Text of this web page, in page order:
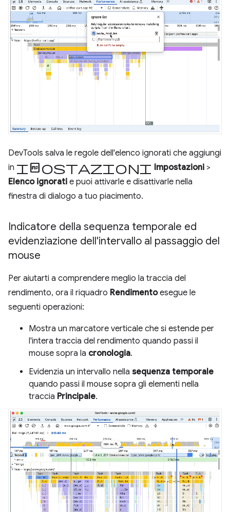
DevTools salva le regole dell'elenco ignorati che aggiungi
in Impostazioni Impostazioni >
Elenco ignorati e puoi attivarle e disattivarle nella
finestra di dialogo a tuo piacimento.
Indicatore della sequenza temporale ed
evidenziazione dell'intervallo al passaggio del
mouse
Per aiutarti a comprendere meglio la traccia del
rendimento, ora il riquadro Rendimentoesegue le
seguenti operazioni:
Mostra un marcatore verticale che si estende per
l'intera traccia del rendimento quando passi il
mouse sopra la cronologia.
Evidenzia un intervallo nella sequenza temporale
quando passi il mouse sopra gli elementi nella
traccia Principale.